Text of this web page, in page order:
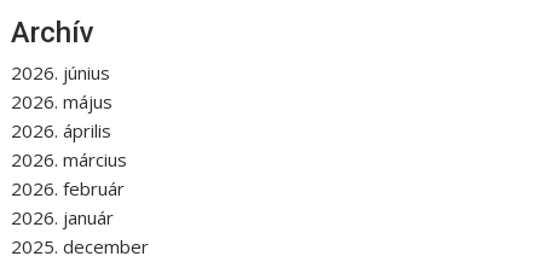
Archív
2026. június
2026. május
2026. április
2026. március
2026. február
2026. január
2025. december